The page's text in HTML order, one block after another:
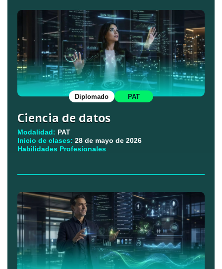
Diplomado PAT
Ciencia de datos
Modalidad: PAT
Inicio de clases: 28 de mayo de 2026
Habilidades Profesionales